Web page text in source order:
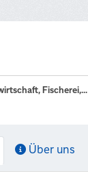
Fischerei,...
Über uns